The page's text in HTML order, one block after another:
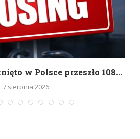
w Polsce przeszło 108...
7 sierpnia 2026